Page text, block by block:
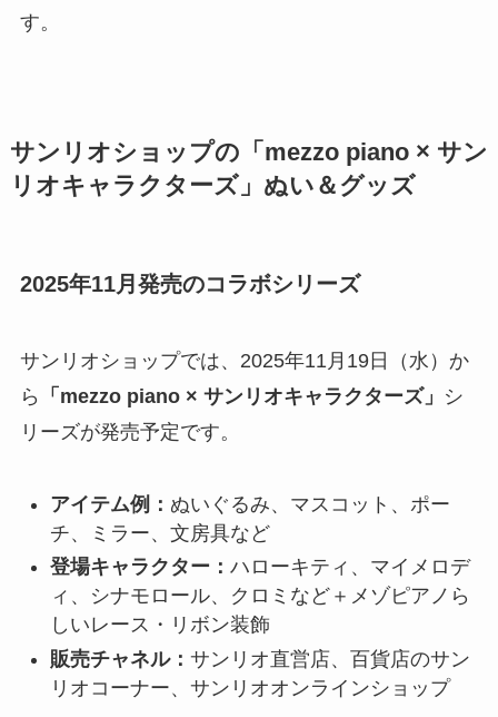
す。
サンリオショップの「mezzo piano × サン
リオキャラクターズ」ぬい＆グッズ
2025年11月発売のコラボシリーズ
サンリオショップでは、2025年11月19日（水）か
ら
「mezzo piano × サンリオキャラクターズ」 シ
リーズが発売予定です。
アイテム例： ぬいぐるみ、マスコット、ポー
チ、ミラー、文房具など
登場キャラクター： ハローキティ、マイメロデ
ィ、シナモロール、クロミなど＋メゾピアノら
しいレース・リボン装飾
販売チャネル： サンリオ直営店、百貨店のサン
リオコーナー、サンリオオンラインショップ